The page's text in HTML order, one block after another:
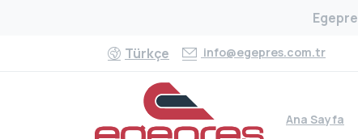
Türkçe
info@egepres.com.tr
Ana Sayfa